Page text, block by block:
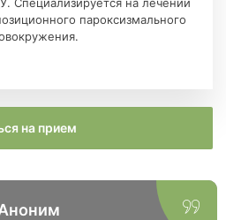
пароксизмального
на прием